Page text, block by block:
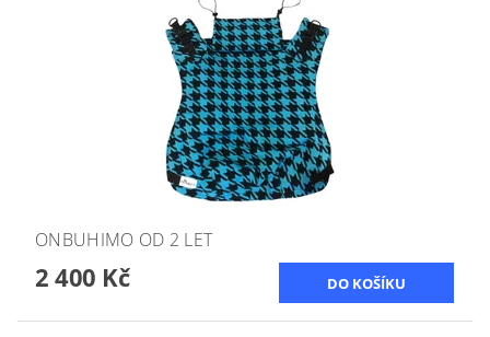
ONBUHIMO OD 2 LET
2 400 Kč